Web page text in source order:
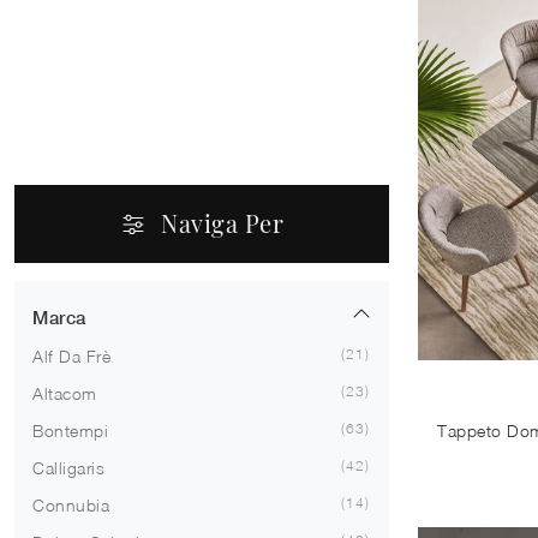
Naviga Per
Marca
Alf Da Frè
21
Altacom 23
Bontempi 63
Calligaris 42
Connubia 14